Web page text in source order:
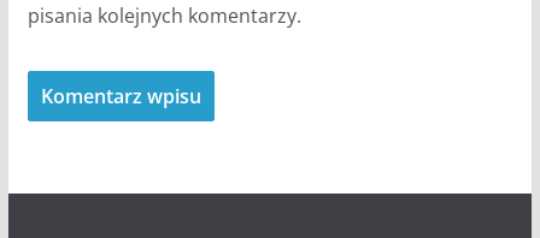
pisania kolejnych komentarzy.